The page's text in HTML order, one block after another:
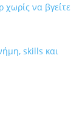
χωρίς να βγείτε
skills και